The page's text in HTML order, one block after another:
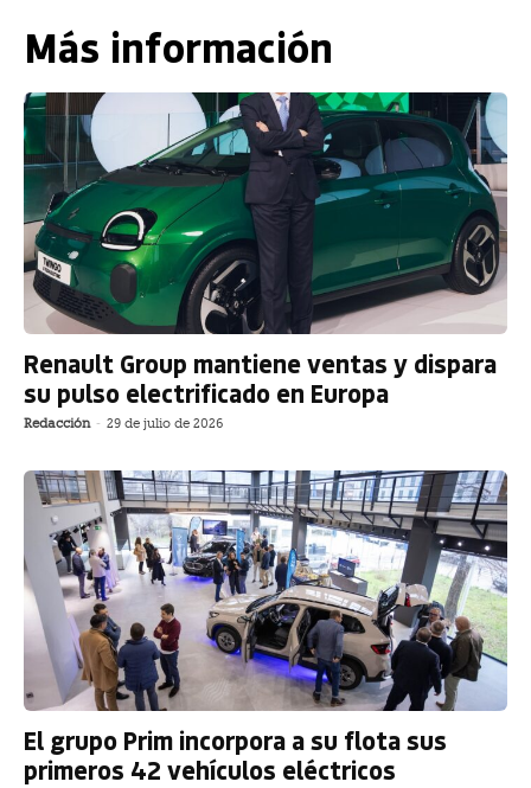
Más información
Renault Group mantiene ventas y dispara
su pulso electrificado en Europa
Redacción - 29 de julio de 2026
El grupo Prim incorpora a su flota sus
primeros 42 vehículos eléctricos